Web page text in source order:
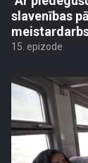
slavenības
15. epizode